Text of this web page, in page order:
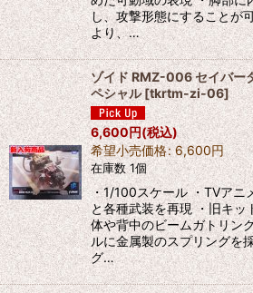
し、攻撃形態にすることが
より、…
ゾイド RMZ-006 セイバー
ペシャル [tkrtm-zi-06]
6,600円(税込)
希望小売価格: 6,600円
在庫数 1個
・1/100スケール ・TVアニ
と各種武装を再現 ・旧キッ
体や背中のビームガトリ
ルに金属製のスプリングを
グ…